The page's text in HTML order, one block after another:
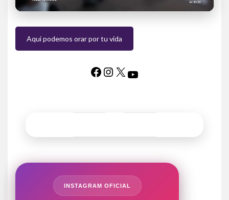
Aqui podemos orar por tu vida
INSTAGRAM OFICIAL